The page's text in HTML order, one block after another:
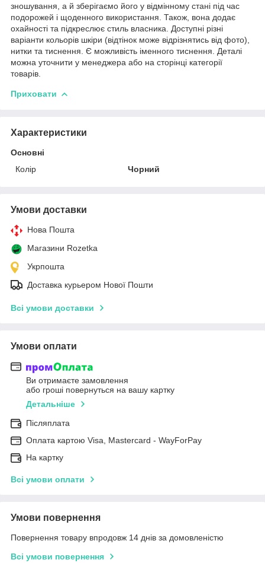
зношування, а й зберігаємо його у відмінному стані під час
подорожей і щоденного використання. Також, вона додає
охайності та підкреслює стиль власника. Доступні різні
варіанти кольорів шкіри (відтінок може відрізнятись від фото),
нитки та тиснення. Є можливість іменного тиснення. Деталі
можна уточнити у менеджера або на сторінці категорії
товарів.
Приховати
Характеристики
Основні
Колір
Чорний
Умови доставки
Нова Пошта
Магазини Rozetka
Укрпошта
Доставка курьером Нової Пошти
Всі умови доставки
Умови оплати
Ви отримаєте замовлення
або гроші повернуться на вашу картку
Детальніше
Післяплата
Оплата картою Visa, Mastercard - WayForPay
На картку
Всі умови оплати
Умови повернення
Повернення товару впродовж 14 днів за домовленістю
Всі умови повернення